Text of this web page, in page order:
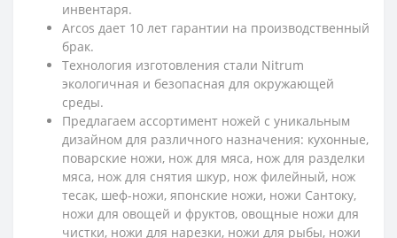
инвентаря.
Arcos дает 10 лет гарантии на производственный
брак.
Технология изготовления стали Nitrum
экологичная и безопасная для окружающей
среды.
Предлагаем ассортимент ножей с уникальным
дизайном для различного назначения: кухонные,
поварские ножи, нож для мяса, нож для разделки
мяса, нож для снятия шкур, нож филейный, нож
тесак, шеф-ножи, японские ножи, ножи Сантоку,
ножи для овощей и фруктов, овощные ножи для
чистки, ножи для нарезки, ножи для рыбы, ножи